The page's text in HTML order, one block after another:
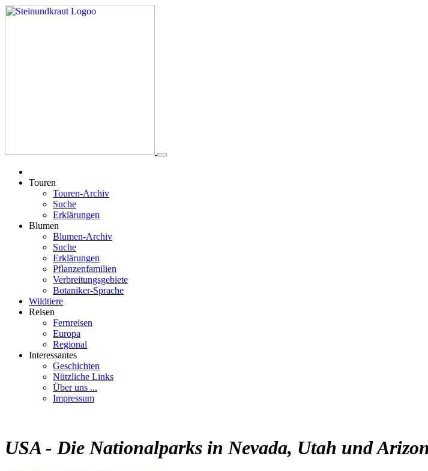
Touren
Touren-Archiv
Suche
Erklärungen
Blumen
Blumen-Archiv
Suche
Erklärungen
Pflanzenfamilien
Verbreitungsgebiete
Botaniker-Sprache
Wildtiere
Reisen
Fernreisen
Europa
Regional
Interessantes
Geschichten
Nützliche Links
Über uns ...
Impressum
USA - Die Nationalparks in Nevada, Utah und